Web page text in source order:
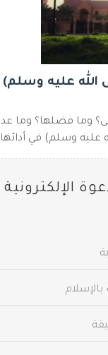
الله عليه
وما فضلها؟ وما عدد
عليه وسلم) في
الإلكترونية